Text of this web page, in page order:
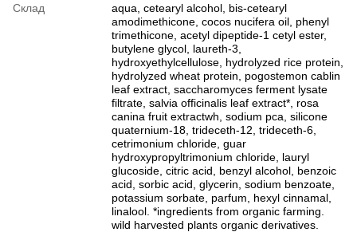
Склад
aqua, cetearyl alcohol, bis-cetearyl
amodimethicone, cocos nucifera oil, phenyl
trimethicone, acetyl dipeptide-1 cetyl ester,
butylene glycol, laureth-3,
hydroxyethylcellulose, hydrolyzed rice protein,
hydrolyzed wheat protein, pogostemon cablin
leaf extract, saccharomyces ferment lysate
filtrate, salvia officinalis leaf extract*, rosa
canina fruit extractwh, sodium pca, silicone
quaternium-18, trideceth-12, trideceth-6,
cetrimonium chloride, guar
hydroxypropyltrimonium chloride, lauryl
glucoside, citric acid, benzyl alcohol, benzoic
acid, sorbic acid, glycerin, sodium benzoate,
potassium sorbate, parfum, hexyl cinnamal,
linalool. *ingredients from organic farming.
wild harvested plants organic derivatives.